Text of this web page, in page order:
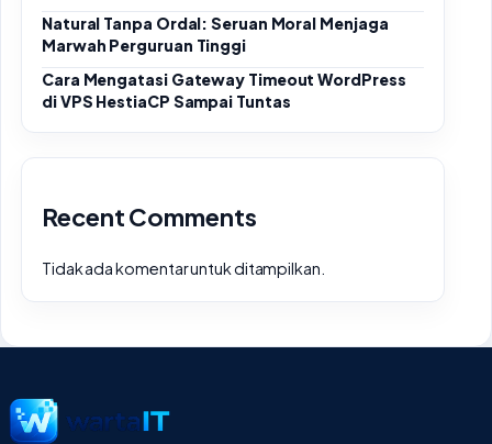
Natural Tanpa Ordal: Seruan Moral Menjaga
Marwah Perguruan Tinggi
Cara Mengatasi Gateway Timeout WordPress
di VPS HestiaCP Sampai Tuntas
Recent Comments
Tidak ada komentar untuk ditampilkan.